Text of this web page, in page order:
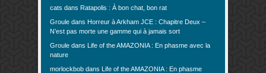
cats dans Ratapolis : À bon chat, bon rat
Groule dans Horreur à Arkham JCE : Chapitre Deux –
N’est pas morte une gamme qui à jamais sort
Groule dans Life of the AMAZONIA : En phasme avec la
nature
morlockbob dans Life of the AMAZONIA : En phasme